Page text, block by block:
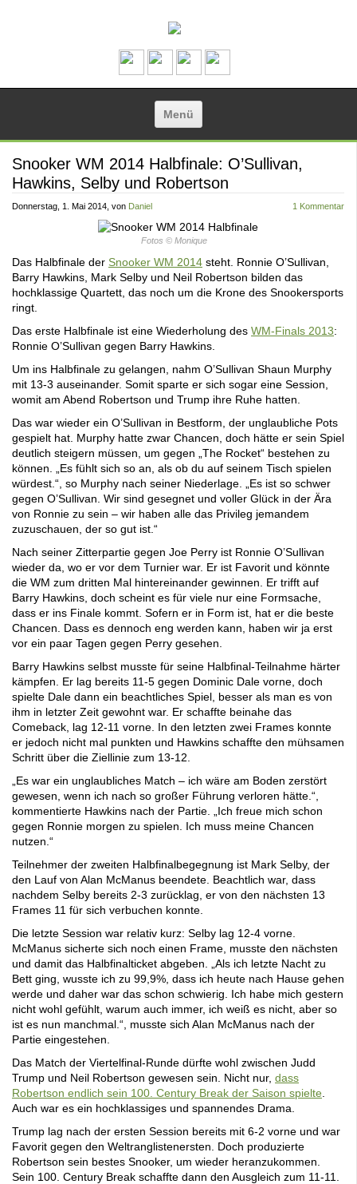
Menü
Snooker WM 2014 Halbfinale: O’Sullivan,
Hawkins, Selby und Robertson
Donnerstag, 1. Mai 2014 , von Daniel 1 Kommentar
Fotos © Monique
Das Halbfinale der Snooker WM 2014 steht. Ronnie O’Sullivan,
Barry Hawkins, Mark Selby und Neil Robertson bilden das
hochklassige Quartett, das noch um die Krone des Snookersports
ringt.
Das erste Halbfinale ist eine Wiederholung des WM-Finals 2013:
Ronnie O’Sullivan gegen Barry Hawkins.
Um ins Halbfinale zu gelangen, nahm O’Sullivan Shaun Murphy
mit 13-3 auseinander. Somit sparte er sich sogar eine Session,
womit am Abend Robertson und Trump ihre Ruhe hatten.
Das war wieder ein O’Sullivan in Bestform, der unglaubliche Pots
gespielt hat. Murphy hatte zwar Chancen, doch hätte er sein Spiel
deutlich steigern müssen, um gegen „The Rocket“ bestehen zu
können. „Es fühlt sich so an, als ob du auf seinem Tisch spielen
würdest.“, so Murphy nach seiner Niederlage. „Es ist so schwer
gegen O’Sullivan. Wir sind gesegnet und voller Glück in der Ära
von Ronnie zu sein – wir haben alle das Privileg jemandem
zuzuschauen, der so gut ist.“
Nach seiner Zitterpartie gegen Joe Perry ist Ronnie O’Sullivan
wieder da, wo er vor dem Turnier war. Er ist Favorit und könnte
die WM zum dritten Mal hintereinander gewinnen. Er trifft auf
Barry Hawkins, doch scheint es für viele nur eine Formsache,
dass er ins Finale kommt. Sofern er in Form ist, hat er die beste
Chancen. Dass es dennoch eng werden kann, haben wir ja erst
vor ein paar Tagen gegen Perry gesehen.
Barry Hawkins selbst musste für seine Halbfinal-Teilnahme härter
kämpfen. Er lag bereits 11-5 gegen Dominic Dale vorne, doch
spielte Dale dann ein beachtliches Spiel, besser als man es von
ihm in letzter Zeit gewohnt war. Er schaffte beinahe das
Comeback, lag 12-11 vorne. In den letzten zwei Frames konnte
er jedoch nicht mal punkten und Hawkins schaffte den mühsamen
Schritt über die Ziellinie zum 13-12.
„Es war ein unglaubliches Match – ich wäre am Boden zerstört
gewesen, wenn ich nach so großer Führung verloren hätte.“,
kommentierte Hawkins nach der Partie. „Ich freue mich schon
gegen Ronnie morgen zu spielen. Ich muss meine Chancen
nutzen.“
Teilnehmer der zweiten Halbfinalbegegnung ist Mark Selby, der
den Lauf von Alan McManus beendete. Beachtlich war, dass
nachdem Selby bereits 2-3 zurücklag, er von den nächsten 13
Frames 11 für sich verbuchen konnte.
Die letzte Session war relativ kurz: Selby lag 12-4 vorne.
McManus sicherte sich noch einen Frame, musste den nächsten
und damit das Halbfinalticket abgeben. „Als ich letzte Nacht zu
Bett ging, wusste ich zu 99,9%, dass ich heute nach Hause gehen
werde und daher war das schon schwierig. Ich habe mich gestern
nicht wohl gefühlt, warum auch immer, ich weiß es nicht, aber so
ist es nun manchmal.“, musste sich Alan McManus nach der
Partie eingestehen.
Das Match der Viertelfinal-Runde dürfte wohl zwischen Judd
Trump und Neil Robertson gewesen sein. Nicht nur, dass
Robertson endlich sein 100. Century Break der Saison spielte
Auch war es ein hochklassiges und spannendes Drama.
Trump lag nach der ersten Session bereits mit 6-2 vorne und war
Favorit gegen den Weltranglistenersten. Doch produzierte
Robertson sein bestes Snooker, um wieder heranzukommen.
Sein 100. Century Break schaffte dann den Ausgleich zum 11-11.